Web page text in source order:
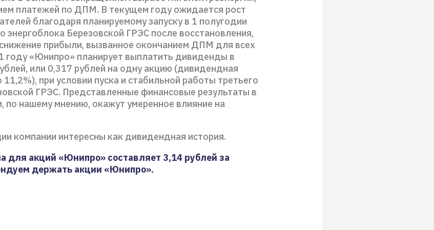
платежей по ДПМ. В текущем году ожидается рост
благодаря планируемому запуску в 1 полугодии
энергоблока Березовской ГРЭС после восстановления,
прибыли, вызванное окончанием ДПМ для всех
году «Юнипро» планирует выплатить дивиденды в
или 0,317 рублей на одну акцию (дивидендная
при условии пуска и стабильной работы третьего
ГРЭС. Представленные финансовые результаты в
нашему мнению, окажут умеренное влияние на
компании интересны как дивидендная история.
для акций «Юнипро» составляет 3,14 рублей за
держать акции «Юнипро».